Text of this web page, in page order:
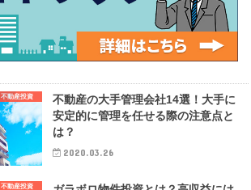
不動産投資
不動産の大手管理会社14選！大手に
安定的に管理を任せる際の注意点と
は？
2020.03.26
不動産投資